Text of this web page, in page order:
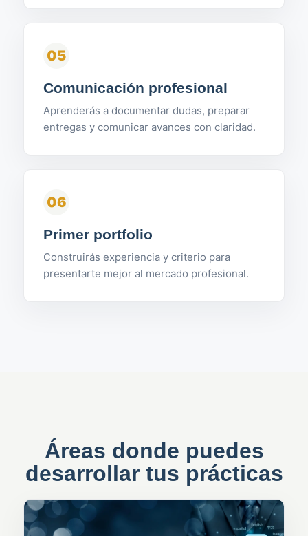
05
Comunicación profesional
Aprenderás a documentar dudas, preparar
entregas y comunicar avances con claridad.
06
Primer portfolio
Construirás experiencia y criterio para
presentarte mejor al mercado profesional.
Áreas donde puedes
desarrollar tus prácticas